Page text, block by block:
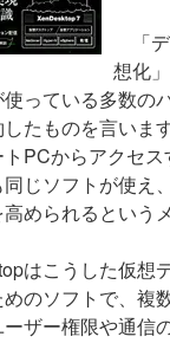
「
想化
っている多数の
たものを言いま
PCからアクセス
じソフトが使え
められるという
はこうした仮想
のソフトで、複
ザー権限や通信